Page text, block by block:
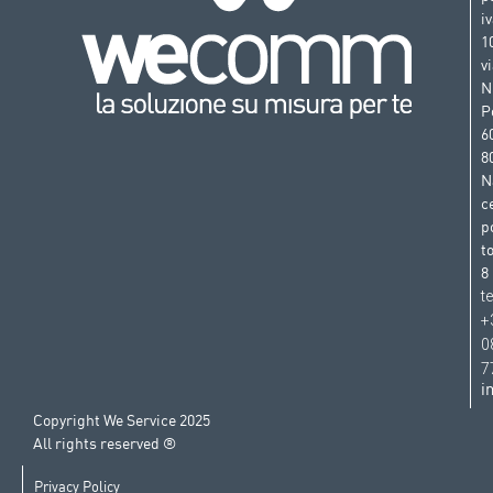
8
Copyright We Service 2025
All rights reserved ®
Privacy Policy